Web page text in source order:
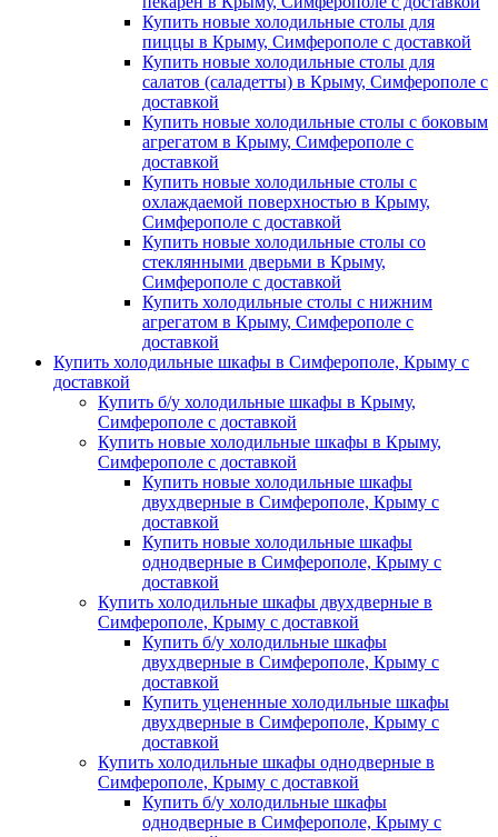
Купить новые холодильные столы для
пиццы в Крыму, Симферополе с доставкой
Купить новые холодильные столы для
салатов (саладетты) в Крыму, Симферополе с
доставкой
Купить новые холодильные столы с боковым
агрегатом в Крыму, Симферополе с
доставкой
Купить новые холодильные столы с
охлаждаемой поверхностью в Крыму,
Симферополе с доставкой
Купить новые холодильные столы со
стеклянными дверьми в Крыму,
Симферополе с доставкой
Купить холодильные столы с нижним
агрегатом в Крыму, Симферополе с
доставкой
Купить холодильные шкафы в Симферополе, Крыму с
доставкой
Купить б/у холодильные шкафы в Крыму,
Симферополе с доставкой
Купить новые холодильные шкафы в Крыму,
Симферополе с доставкой
Купить новые холодильные шкафы
двухдверные в Симферополе, Крыму с
доставкой
Купить новые холодильные шкафы
однодверные в Симферополе, Крыму с
доставкой
Купить холодильные шкафы двухдверные в
Симферополе, Крыму с доставкой
Купить б/у холодильные шкафы
двухдверные в Симферополе, Крыму с
доставкой
Купить уцененные холодильные шкафы
двухдверные в Симферополе, Крыму с
доставкой
Купить холодильные шкафы однодверные в
Симферополе, Крыму с доставкой
Купить б/у холодильные шкафы
однодверные в Симферополе, Крыму с